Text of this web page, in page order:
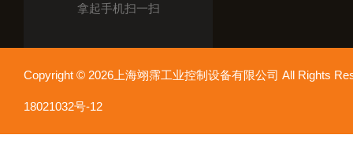
拿起手机扫一扫
Copyright © 2026上海翊霈工业控制设备有限公司 All Rights
18021032号-12